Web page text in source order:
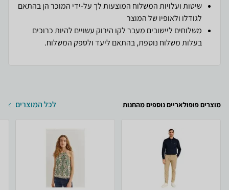
שיטות ועלויות המשלוח המוצעות לך על-ידי המוכר הן בהתאם
לגודלו ולאופיו של המוצר
משלוחים ליישובים מעבר לקו הירוק עשויים להיות כרוכים
בעלות משלוח נוספת, בהתאם ליעד ולספק המשלוח.
מוצרים פופולאריים נוספים מהחנות לכל המוצרים